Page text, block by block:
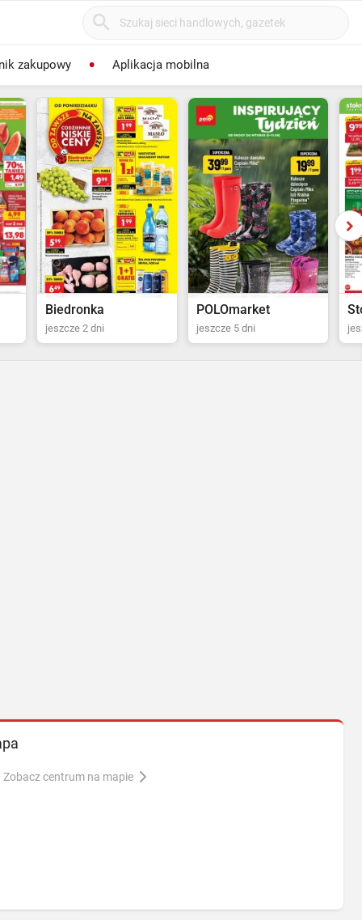
zakupowy Aplikacja mobilna
POLOmarket
jeszcze 5 dni jeszcze 6 dni
Zobacz centrum na mapie